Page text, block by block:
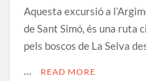
Aquesta excursió a
de Sant Simó, és una ruta
pels boscos de La Selva
…
READ MORE